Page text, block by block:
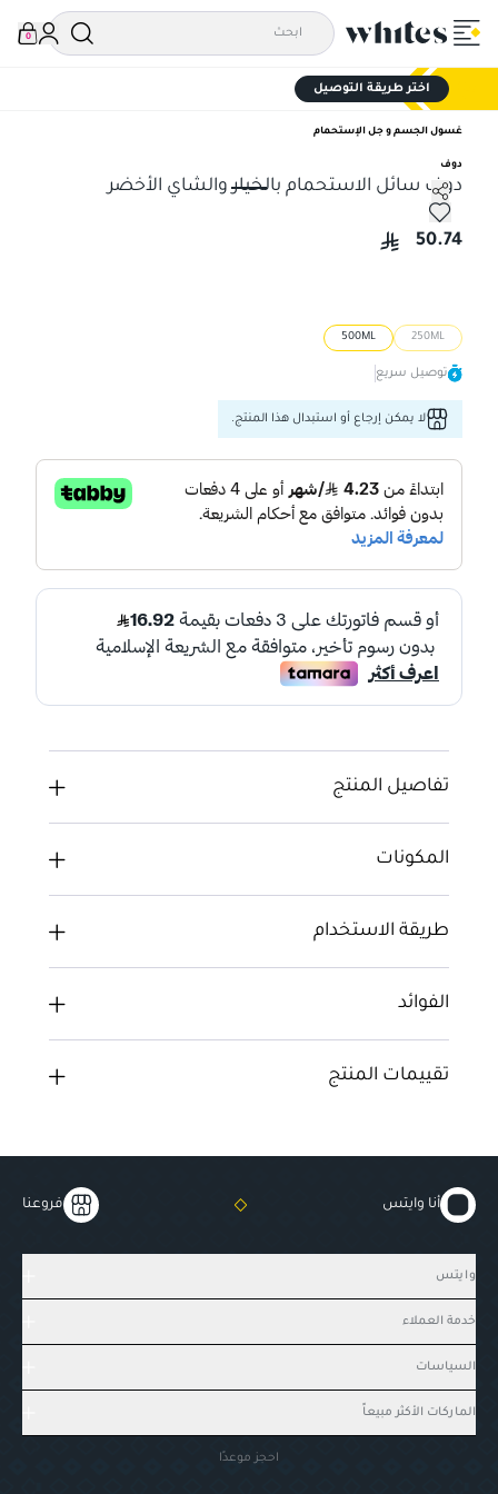
0
اختر طريقة التوصيل
غسول الجسم و جل الإستحمام
دوف
دوف سائل الاستحمام بالخيار والشاي الأخضر
دوف سائل الاستحمام بالخيار والشاي الأخضر
50.74
250ML
500ML
توصيل سريع
لا يمكن إرجاع أو استبدال هذا المنتج.
تفاصيل المنتج
المكونات
طريقة الاستخدام
الفوائد
تقييمات المنتج
أنا وايتس فروعنا
وايتس
خدمة العملاء
السياسات
الماركات الأكثر مبيعاً
احجز موعدًا